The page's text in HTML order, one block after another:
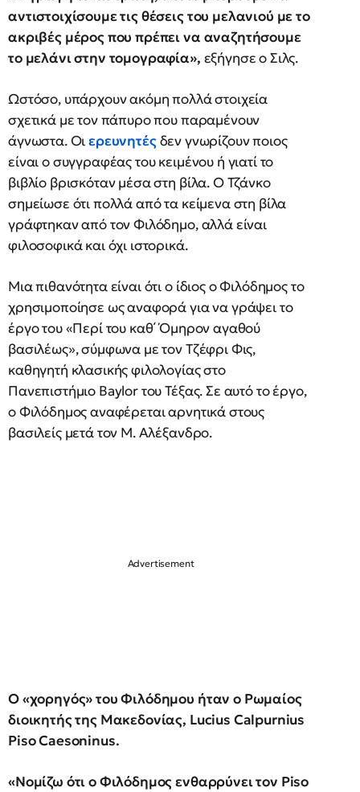
αντιστοιχίσουμε τις θέσεις του μελανιού με το
ακριβές μέρος που πρέπει να αναζητήσουμε
το μελάνι στην τομογραφία», εξήγησε ο Σιλς.
Ωστόσο, υπάρχουν ακόμη πολλά στοιχεία
σχετικά με τον πάπυρο που παραμένουν
άγνωστα. Οιερευνητέςδεν γνωρίζουν ποιος
είναι ο συγγραφέας του κειμένου ή γιατί το
βιβλίο βρισκόταν μέσα στη βίλα. Ο Τζάνκο
σημείωσε ότι πολλά από τα κείμενα στη βίλα
γράφτηκαν από τον Φιλόδημο, αλλά είναι
φιλοσοφικά και όχι ιστορικά.
Μια πιθανότητα είναι ότι ο ίδιος ο Φιλόδημος το
χρησιμοποίησε ως αναφορά για να γράψει το
έργο του «Περί του καθ΄ Όμηρον αγαθού
βασιλέως», σύμφωνα με τον Τζέφρι Φις,
καθηγητή κλασικής φιλολογίας στο
Πανεπιστήμιο Baylor του Τέξας. Σε αυτό το έργο,
ο Φιλόδημος αναφέρεται αρνητικά στους
βασιλείς μετά τον Μ. Αλέξανδρο.
Ο «χορηγός» του Φιλόδημου ήταν ο Ρωμαίος
διοικητής της Μακεδονίας, Lucius Calpurnius
Piso Caesoninus.
«Νομίζω ότι ο Φιλόδημος ενθαρρύνει τον Piso